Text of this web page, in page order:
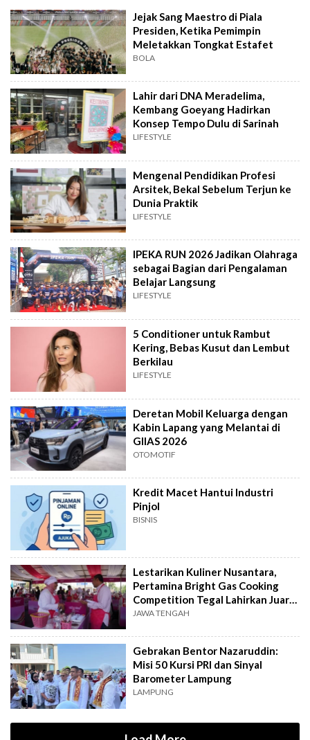
Jejak Sang Maestro di Piala
Presiden, Ketika Pemimpin
Meletakkan Tongkat Estafet
BOLA
Lahir dari DNA Meradelima,
Kembang Goeyang Hadirkan
Konsep Tempo Dulu di Sarinah
LIFESTYLE
Mengenal Pendidikan Profesi
Arsitek, Bekal Sebelum Terjun ke
Dunia Praktik
LIFESTYLE
IPEKA RUN 2026 Jadikan Olahraga
sebagai Bagian dari Pengalaman
Belajar Langsung
LIFESTYLE
5 Conditioner untuk Rambut
Kering, Bebas Kusut dan Lembut
Berkilau
LIFESTYLE
Deretan Mobil Keluarga dengan
Kabin Lapang yang Melantai di
GIIAS 2026
OTOMOTIF
Kredit Macet Hantui Industri
Pinjol
BISNIS
Lestarikan Kuliner Nusantara,
Pertamina Bright Gas Cooking
Competition Tegal Lahirkan Juara
Baru
JAWA TENGAH
Gebrakan Bentor Nazaruddin:
Misi 50 Kursi PRI dan Sinyal
Barometer Lampung
LAMPUNG